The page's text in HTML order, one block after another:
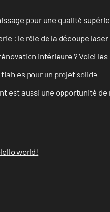
pour une qualité
: le rôle de la découpe laser
intérieure ? Voici
pour un projet solide
est aussi une opportunité
world!